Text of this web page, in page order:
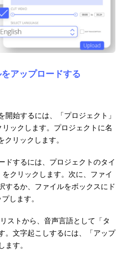
アップロードする
開始するには、「プロジェクト」
ックします。プロジェクトに名
リックします。
ドするには、プロジェクトのタイ
をクリックします。次に、ファイ
するか、ファイルをボックスにド
します。
ストから、音声言語として「タ
。文字起こしするには、「アップ
す。